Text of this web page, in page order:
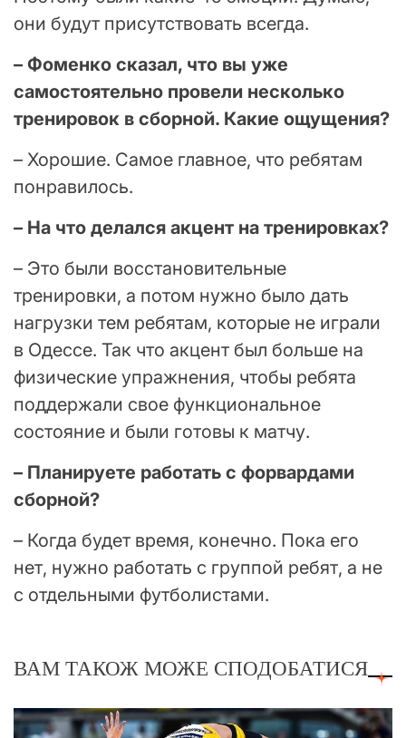
они будут присутствовать всегда.
– Фоменко сказал, что вы уже
самостоятельно провели несколько
тренировок в сборной. Какие ощущения?
– Хорошие. Самое главное, что ребятам
понравилось.
– На что делался акцент на тренировках?
– Это были восстановительные
тренировки, а потом нужно было дать
нагрузки тем ребятам, которые не играли
в Одессе. Так что акцент был больше на
физические упражнения, чтобы ребята
поддержали свое функциональное
состояние и были готовы к матчу.
– Планируете работать с форвардами
сборной?
– Когда будет время, конечно. Пока его
нет, нужно работать с группой ребят, а не
с отдельными футболистами.
ВАМ ТАКОЖ МОЖЕ СПОДОБАТИСЯ